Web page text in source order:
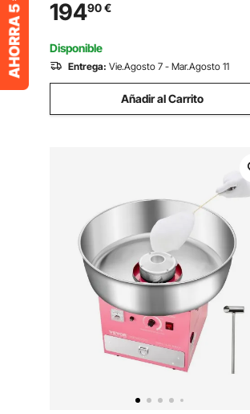
de Acero Inoxidable y Cuchara de
Azúcar, para el Hogar, Cumpleaños,
Fiesta Familiar, Azul
19490€
Disponible
Entrega: Vie.Agosto 7 - Mar.Agosto 11
Añadir al Carrito